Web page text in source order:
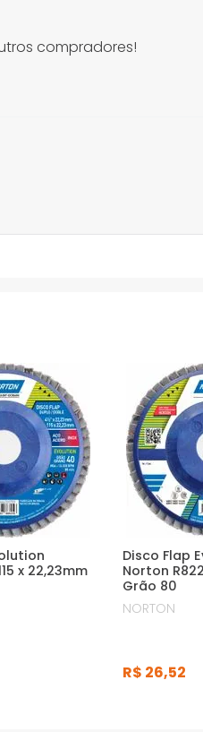
compradores!
x 22,23mm
Disco Flap
Norton
Grão 80
NORTON
R$ 26,52